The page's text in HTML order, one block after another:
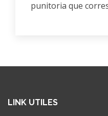
punitoria que
LINK UTILES